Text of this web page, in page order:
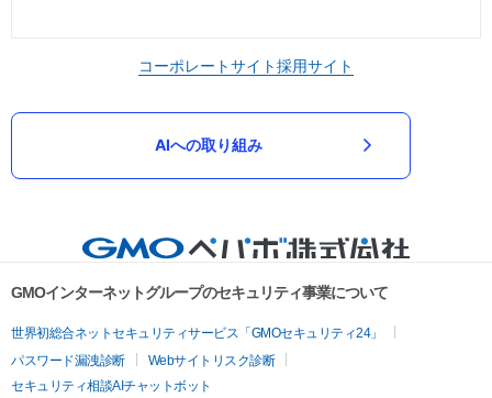
コーポレートサイト採用サイト
AIへの取り組み
GMOインターネットグループのセキュリティ事業について
世界初総合ネットセキュリティサービス「GMOセキュリティ24」
パスワード漏洩診断
Webサイトリスク診断
セキュリティ相談AIチャットボット